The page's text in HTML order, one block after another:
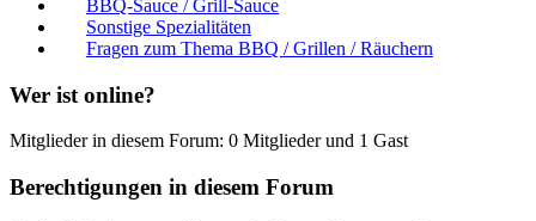
BBQ-Sauce / Grill-Sauce
Sonstige Spezialitäten
Fragen zum Thema BBQ / Grillen / Räuchern
Wer ist online?
Mitglieder in diesem Forum: 0 Mitglieder und 1 Gast
Berechtigungen in diesem Forum